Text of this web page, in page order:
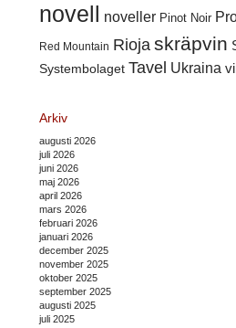
novell noveller Pinot Noir
Red Mountain Rioja skräpvin
Systembolaget Tavel Ukraina
Arkiv
augusti 2026
juli 2026
juni 2026
maj 2026
april 2026
mars 2026
februari 2026
januari 2026
december 2025
november 2025
oktober 2025
september 2025
augusti 2025
juli 2025